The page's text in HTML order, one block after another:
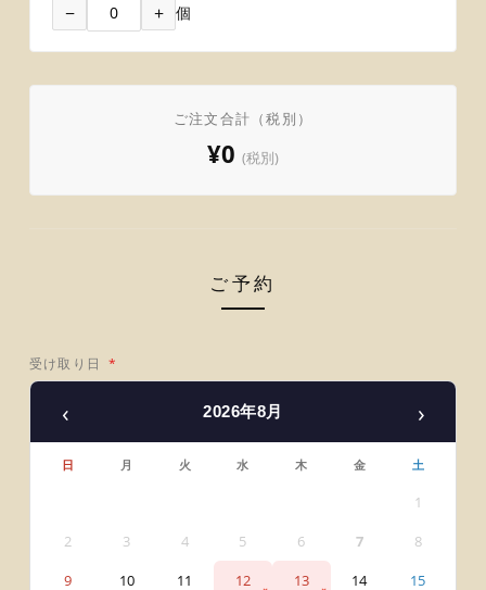
− + 個
ご注文合計（税別）
¥0 (税別)
ご予約
受け取り日 *
‹ 2026年8月 ›
日 月 火 水 木 金 土
1
2
3 4 5 6 7
8
9
10 11 12 13 14
15